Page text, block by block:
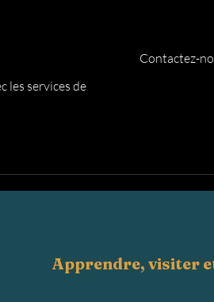
les services de
nous
Contactez-
Apprendre, visiter